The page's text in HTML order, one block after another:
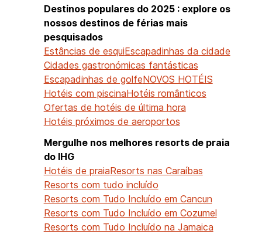
Destinos populares do 2025 : explore os
nossos destinos de férias mais
pesquisados
Estâncias de esquiEscapadinhas da cidade
Cidades gastronómicas fantásticas
Escapadinhas de golfeNOVOS HOTÉIS
Hotéis com piscinaHotéis românticos
Ofertas de hotéis de última hora
Hotéis próximos de aeroportos
Mergulhe nos melhores resorts de praia
do IHG
Hotéis de praiaResorts nas Caraíbas
Resorts com tudo incluído
Resorts com Tudo Incluído em Cancun
Resorts com Tudo Incluído em Cozumel
Resorts com Tudo Incluído na Jamaica